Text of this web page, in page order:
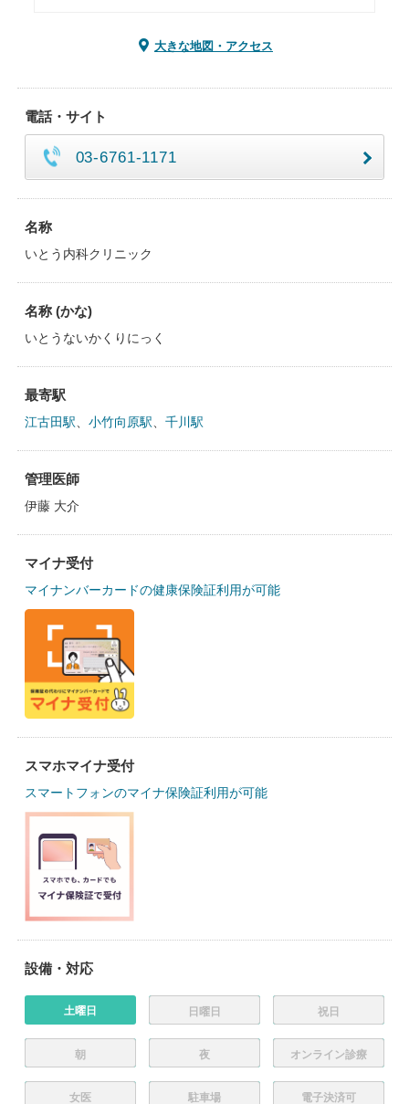
大きな地図・アクセス
電話・サイト
03-6761-1171
名称
いとう内科クリニック
名称 (かな)
いとうないかくりにっく
最寄駅
江古田駅 小竹向原駅 千川駅
管理医師
伊藤 大介
マイナ受付
マイナンバーカードの健康保険証利用が可能
スマホマイナ受付
スマートフォンのマイナ保険証利用が可能
設備・対応
土曜日 日曜日 祝日
朝 夜 オンライン診療
女医 駐車場 電子決済可